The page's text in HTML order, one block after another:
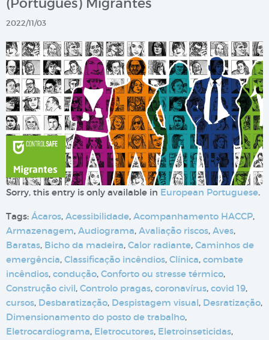
(Português) Migrantes
2022/11/03
Sorry, this entry is only available in European Portuguese.
Tags: Ácaros, Acessibilidade, Acompanhamento HACCP,
Armazenagem, Audiograma, Avaliação riscos, Aves,
Baratas, Bicho da madeira, Calor radiante, Caminhos de
emergência, Classificação incêndios, Clínica, combate
incêndios, condução, Conforto ou stresse térmico,
Construção civil, Controlo pragas, coronavírus, covid 19,
cursos, Desbaratização, Despistagem visual, Desratização,
Dimensionamento do posto de trabalho,
Eletrocardiograma, Eletrocutores, Eletroinseticidas,